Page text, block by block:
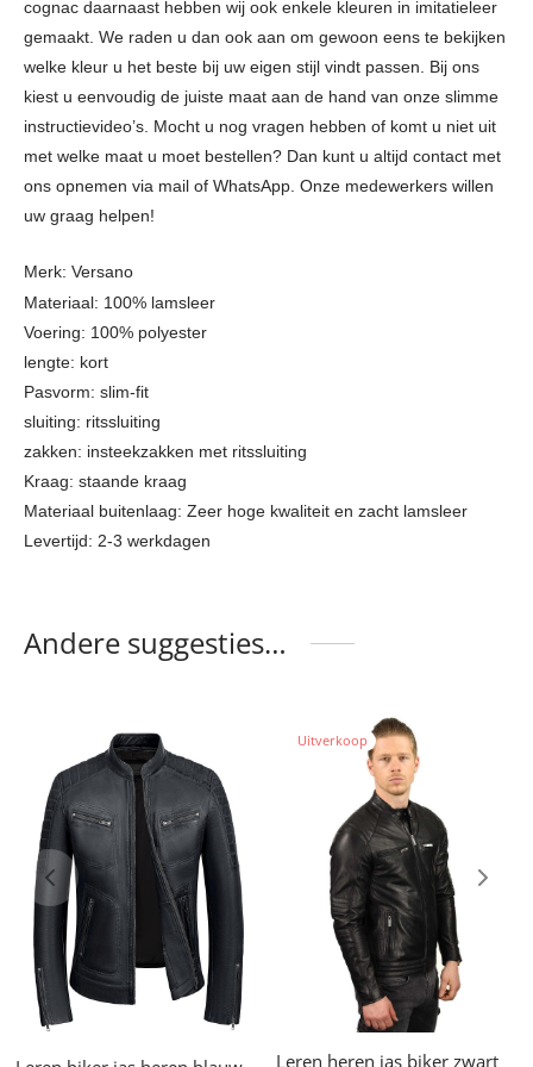
cognac daarnaast hebben wij ook enkele kleuren in imitatieleer
gemaakt. We raden u dan ook aan om gewoon eens te bekijken
welke kleur u het beste bij uw eigen stijl vindt passen. Bij ons
kiest u eenvoudig de juiste maat aan de hand van onze slimme
instructievideo’s. Mocht u nog vragen hebben of komt u niet uit
met welke maat u moet bestellen? Dan kunt u altijd contact met
ons opnemen via mail of WhatsApp. Onze medewerkers willen
uw graag helpen!
Merk: Versano
Materiaal: 100% lamsleer
Voering: 100% polyester
lengte: kort
Pasvorm: slim-fit
sluiting: ritssluiting
zakken: insteekzakken met ritssluiting
Kraag: staande kraag
Materiaal buitenlaag: Zeer hoge kwaliteit en zacht lamsleer
Levertijd: 2-3 werkdagen
Andere suggesties…
Uitverkoop
Leren heren jas biker zwart